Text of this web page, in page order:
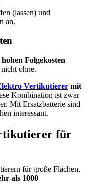
(lassen) und
an.
hohen Folgekosten
nicht ohne.
Vertikutierer mit
Kombination ist zwar
Mit Ersatzbatterie sind
interessant.
für
für große Flächen,
als 1000